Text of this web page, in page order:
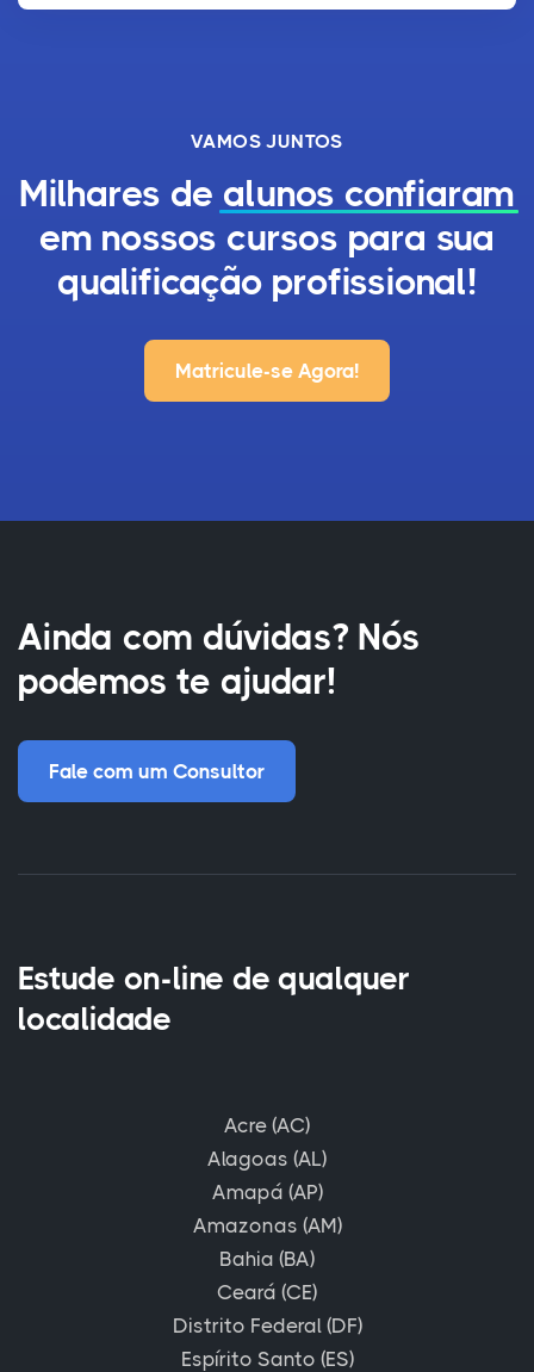
VAMOS JUNTOS
Milhares de alunos confiaram
em nossos cursos para sua
qualificação profissional!
Matricule-se Agora!
Ainda com dúvidas? Nós
podemos te ajudar!
Fale com um Consultor
Estude on-line de qualquer
localidade
Acre (AC)
Alagoas (AL)
Amapá (AP)
Amazonas (AM)
Bahia (BA)
Ceará (CE)
Distrito Federal (DF)
Espírito Santo (ES)